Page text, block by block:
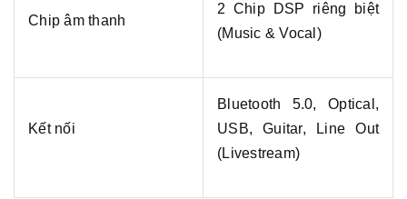
Chip âm thanh
2 Chip DSP riêng biệt
(Music & Vocal)
Kết nối
Bluetooth 5.0, Optical,
USB, Guitar, Line Out
(Livestream)